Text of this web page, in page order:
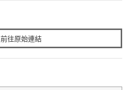
前往原始連結